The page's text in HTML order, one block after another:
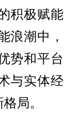
积极赋能
浪潮中，
势和平台
与实体经
局。